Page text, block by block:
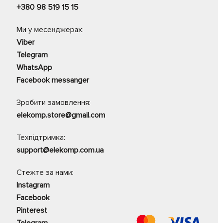
+380 98 519 15 15
Ми у месенджерах:
Viber
Telegram
WhatsApp
Facebook messanger
Зробити замовлення:
elekomp.store@gmail.com
Техпідтримка:
support@elekomp.com.ua
Стежте за нами:
Instagram
Facebook
Pinterest